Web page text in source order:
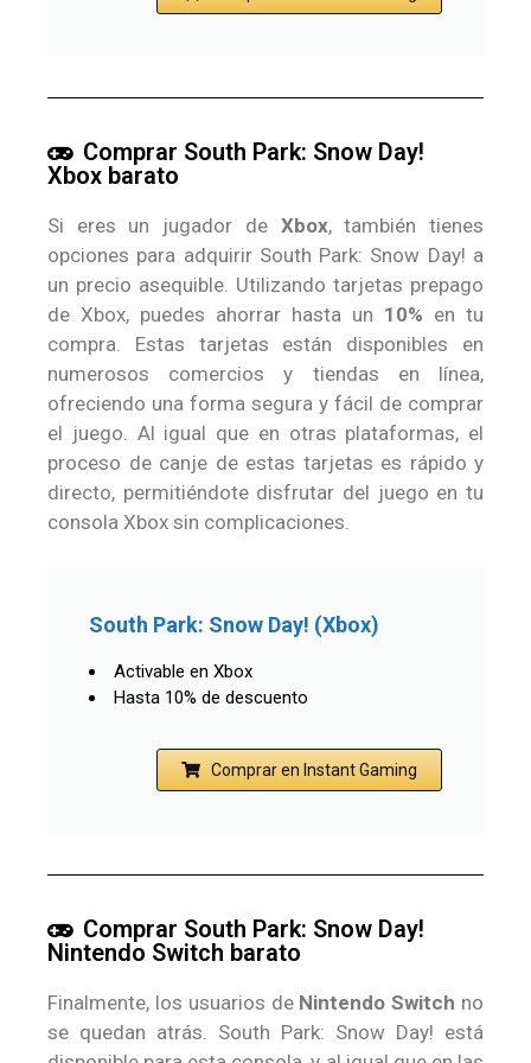
Comprar South Park: Snow Day!
Xbox barato
Si eres un jugador de Xbox, también tienes
opciones para adquirir South Park: Snow Day! a
un precio asequible. Utilizando tarjetas prepago
de Xbox, puedes ahorrar hasta un 10% en tu
compra. Estas tarjetas están disponibles en
numerosos comercios y tiendas en línea,
ofreciendo una forma segura y fácil de comprar
el juego. Al igual que en otras plataformas, el
proceso de canje de estas tarjetas es rápido y
directo, permitiéndote disfrutar del juego en tu
consola Xbox sin complicaciones.
South Park: Snow Day! (Xbox)
Activable en Xbox
Hasta 10% de descuento
Comprar en Instant Gaming
Comprar South Park: Snow Day!
Nintendo Switch barato
Finalmente, los usuarios de Nintendo Switch no
se quedan atrás. South Park: Snow Day! está